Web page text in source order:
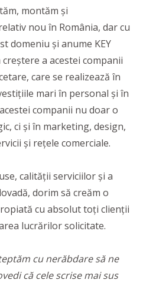
montăm și
nou în România, dar cu
domeniu și anume KEY
a acestei companii
care se realizează în
mari în personal și în
companii nu doar o
ci și în marketing, design,
și rețele comerciale.
calității serviciilor și a
dorim să creăm o
cu absolut toți clienții
lucrărilor solicitate.
să ne
că cele scrise mai sus